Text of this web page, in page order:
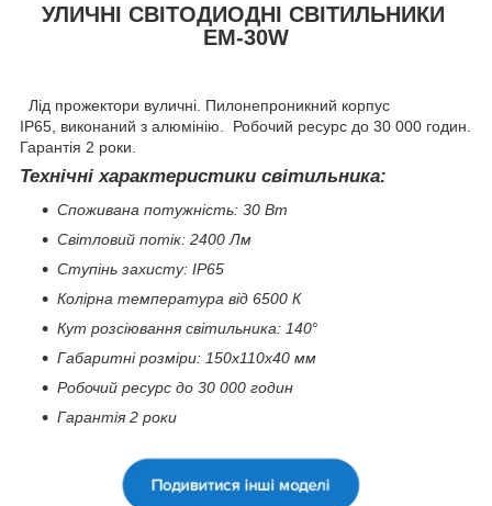
УЛИЧНІ СВІТОДИОДНІ СВІТИЛЬНИКИ
EM-30W
Лід прожектори вуличні. Пилонепроникний корпус
IP65, виконаний з алюмінію. Робочий ресурс до 30 000 годин.
Гарантія 2 роки.
Технічні характеристики світильника:
Споживана потужність: 30 Вт
Світловий потік: 2400 Лм
Ступінь захисту: IP65
Колірна температура від 6500 К
Кут розсіювання світильника: 140°
Габаритні розміри: 150х110х40 мм
Робочий ресурс до 30 000 годин
Гарантія 2 роки